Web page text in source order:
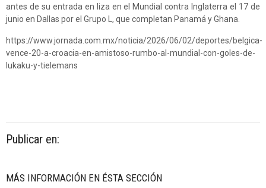
antes de su entrada en liza en el Mundial contra Inglaterra el 17 de
junio en Dallas por el Grupo L, que completan Panamá y Ghana.
https://www.jornada.com.mx/noticia/2026/06/02/deportes/belgica-
vence-20-a-croacia-en-amistoso-rumbo-al-mundial-con-goles-de-
lukaku-y-tielemans
Publicar en:
MÁS INFORMACIÓN EN ÉSTA SECCIÓN